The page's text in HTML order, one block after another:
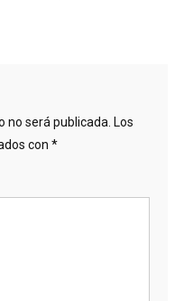
no será publicada. Los
con *